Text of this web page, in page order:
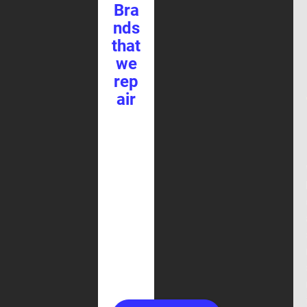
Bra
nds
that
we
rep
air